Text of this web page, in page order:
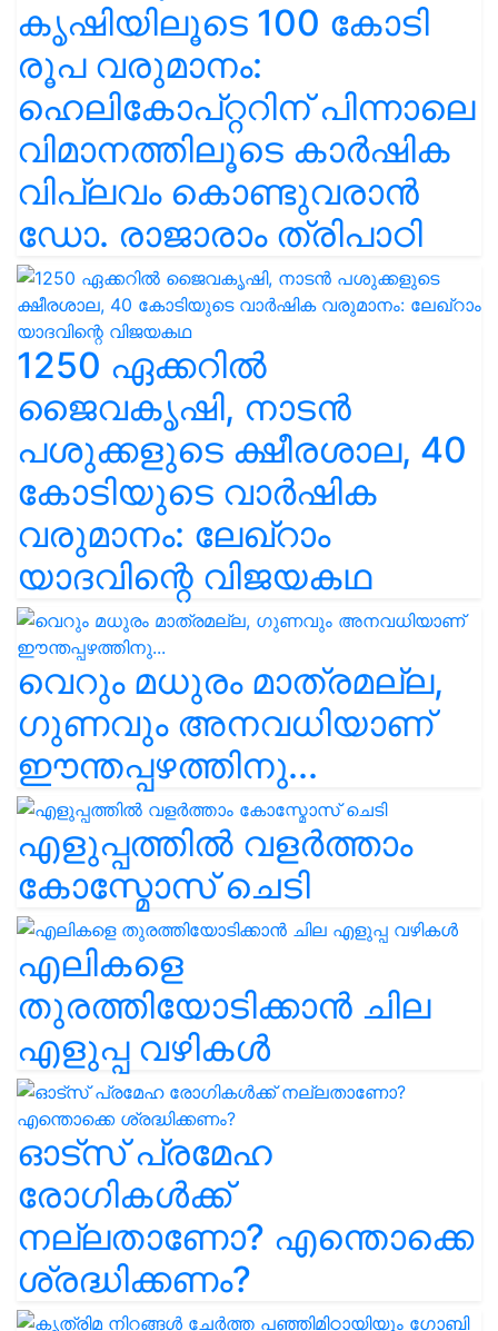
കൃഷിയിലൂടെ 100 കോടി
രൂപ വരുമാനം:
ഹെലികോപ്റ്ററിന് പിന്നാലെ
വിമാനത്തിലൂടെ കാർഷിക
വിപ്ലവം കൊണ്ടുവരാൻ
ഡോ. രാജാരാം ത്രിപാഠി
1250 ഏക്കറിൽ
ജൈവകൃഷി, നാടൻ
പശുക്കളുടെ ക്ഷീരശാല, 40
കോടിയുടെ വാർഷിക
വരുമാനം: ലേഖ്‌റാം
യാദവിന്റെ വിജയകഥ
വെറും മധുരം മാത്രമല്ല,
ഗുണവും അനവധിയാണ്
ഈന്തപ്പഴത്തിനു...
എളുപ്പത്തിൽ വളർത്താം
കോസ്മോസ് ചെടി
എലികളെ
തുരത്തിയോടിക്കാൻ ചില
എളുപ്പ വഴികൾ
ഓട്സ് പ്രമേഹ
രോഗികൾക്ക്
നല്ലതാണോ? എന്തൊക്കെ
ശ്രദ്ധിക്കണം?